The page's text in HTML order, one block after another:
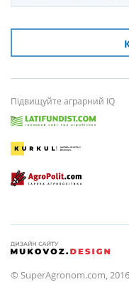
Підвищуйте аграрний IQ
© SuperAgronom.com,